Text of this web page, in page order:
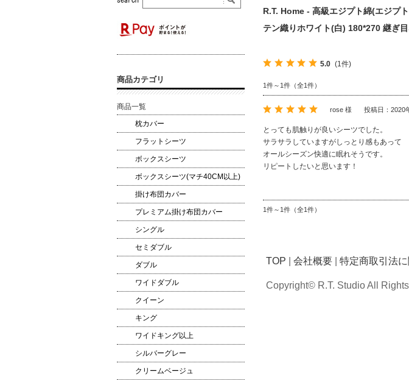
R.T. Home - 高級エジプト綿(エジプ
テン織りホワイト(白) 180*270 継ぎ
5.0 (1件)
1件～1件（全1件）
rose 様 投稿日：2020
とっても肌触りが良いシーツでした。
サラサラしていますがしっとり感もあって
オールシーズン快適に眠れそうです。
リピートしたいと思います！
1件～1件（全1件）
TOP 会社概要 特定商取引法
Copyright© R.T. Studio All
商品カテゴリ
商品一覧
枕カバー
フラットシーツ
ボックスシーツ
ボックスシーツ(マチ40CM以上)
掛け布団カバー
プレミアム掛け布団カバー
シングル
セミダブル
ダブル
ワイドダブル
クイーン
キング
ワイドキング以上
シルバーグレー
クリームベージュ